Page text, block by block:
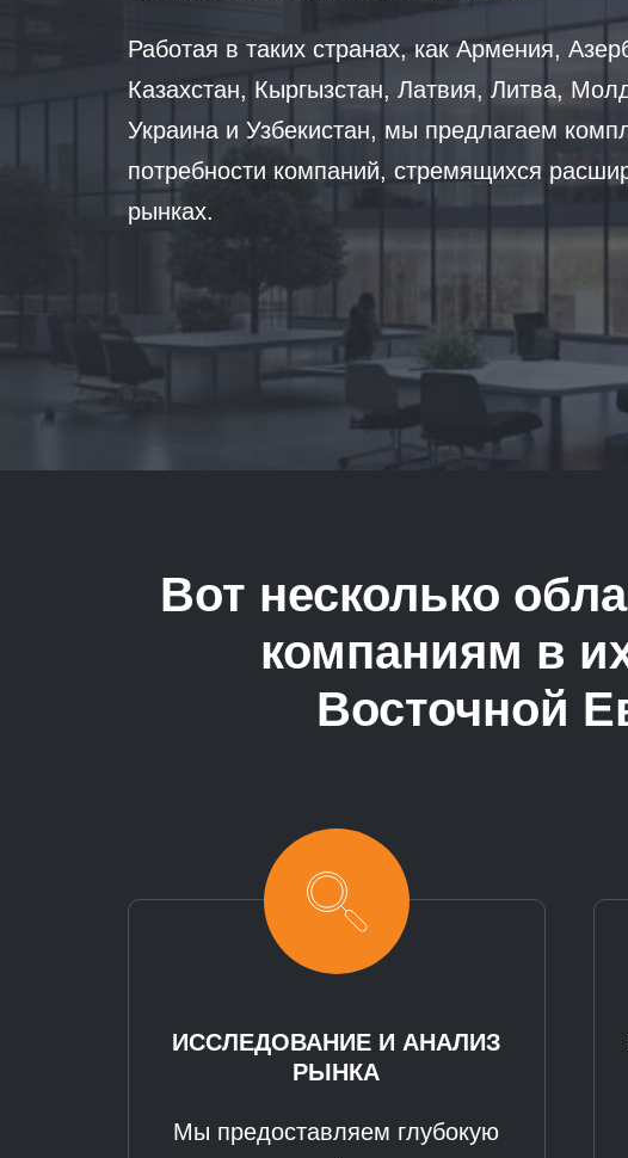
Работая в таких странах, как Армения,
Казахстан, Кыргызстан, Латвия, Литва,
Украина и Узбекистан, мы предлагаем
потребности компаний, стремящихся
рынках.
Вот несколько
компаниям в
Восточной
ИССЛЕДОВАНИЕ И АНАЛИЗ
РЫНКА
Мы предоставляем глубокую